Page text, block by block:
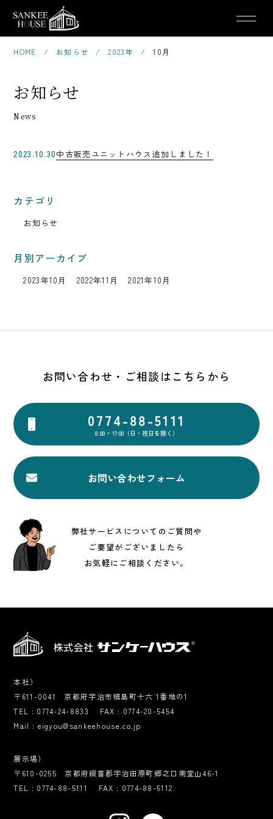
株式会社サンケーハウス
Menu
お知らせ 当社の強み
ユニットハウスの製造・販
ユニットハウスのレンタル
ユニットハウスの中古販
売・買取
その他のサービス
取扱商品 施工例
よくあるご質問 企業情報
展示場案内
ユニットハウスブログ プライバシーポリシー
HOME お知らせ 2023年 10月
お知らせ
中古販売ユニットハウス追加しました！
投稿日:
2023.10.30
カテゴリ
お知らせ
月別アーカイブ
2023年10月 2022年11月 2021年10月
お問い合わせ・ご相談はこちらから
0774-88-5111
8:00 ~ 17:00（日・祝日を除く）
お問い合わせフォーム
弊社サービスについてのご質問や
ご要望がございましたら
お気軽にご相談ください。
本社）
〒611-0041 京都府宇治市槙島町十六 1番地の1
TEL : 0774-24-8833 FAX : 0774-20-5454
Mail : eigyou@sankeehouse.co.jp
展示場）
〒610-0255 京都府綴喜郡宇治田原町郷之口南堂山46-1
TEL : 0774-88-5111 FAX : 0774-88-5112